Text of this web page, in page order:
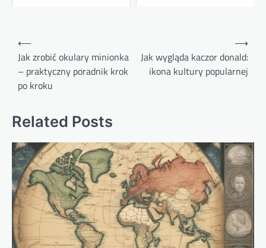
Nawigacja
wpisu
⟵
Jak zrobić okulary minionka
– praktyczny poradnik krok
po kroku
Jak wygląda kaczor donald:
ikona kultury popularnej
⟶
Related Posts